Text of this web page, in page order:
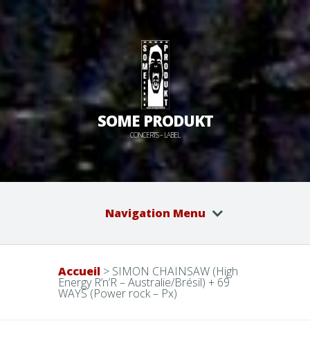
SOME PRODUKT
CONCERTS – LABEL
Navigation Menu
Accueil > SIMON CHAINSAW (High
Energy R’n’R – Australie/Brésil) + 69
WAYS (Power rock – Px)